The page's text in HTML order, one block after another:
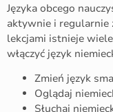
Języka obcego
aktywnie i regularnie
lekcjami istnieje
włączyć język
Zmień język
Oglądaj
Słuchaj